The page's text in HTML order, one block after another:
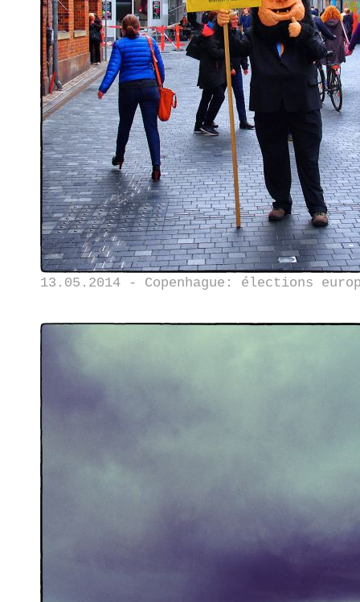
13.05.2014 - Copenhague: élections